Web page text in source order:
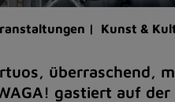
| Kunst &
überraschend,
gastiert auf der